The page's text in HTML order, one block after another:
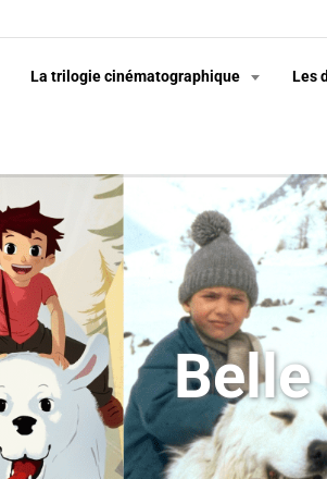
La trilogie cinématographique Les
Belle